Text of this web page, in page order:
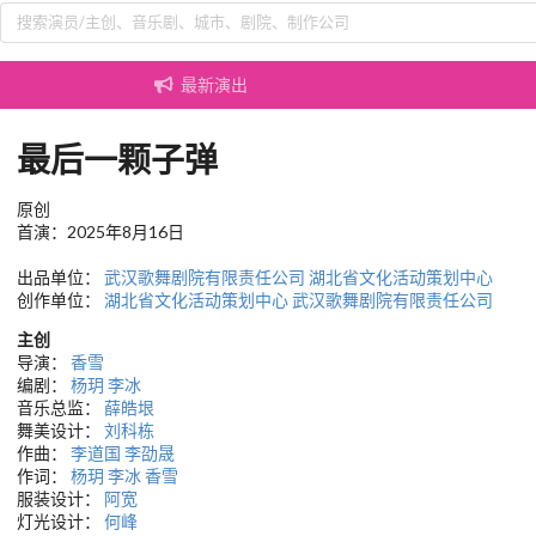
最新演出
最后一颗子弹
原创
首演：2025年8月16日
出品单位： 武汉歌舞剧院有限责任公司 湖北省文化活动策划中心
创作单位： 湖北省文化活动策划中心武汉歌舞剧院有限责任公司
主创
导演： 香雪
编剧： 杨玥 李冰
音乐总监： 薛皓垠
舞美设计： 刘科栋
作曲： 李道国 李劭晟
作词： 杨玥 李冰 香雪
服装设计： 阿宽
灯光设计： 何峰